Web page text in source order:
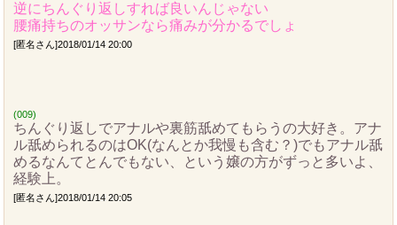
逆にちんぐり返しすれば良いんじゃない
腰痛持ちのオッサンなら痛みが分かるでしょ
[匿名さん]2018/01/14 20:00
(009)
ちんぐり返しでアナルや裏筋舐めてもらうの大好き。アナ
ル舐められるのはOK(なんとか我慢も含む？)でもアナル舐
めるなんてとんでもない、という嬢の方がずっと多いよ、
経験上。
[匿名さん]2018/01/14 20:05